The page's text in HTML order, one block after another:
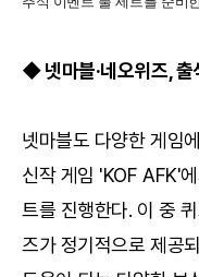
◆ 넷마블·네오위즈, 출
넷마블도 다양한 게임
신작 게임 'KOF AFK'
트를 진행한다. 이 중
즈가 정기적으로 제공